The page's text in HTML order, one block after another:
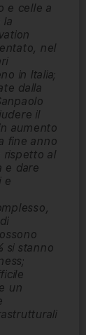
e celle a
la
nel
in Italia;
dalla
il
aumento
fine anno
rispetto al
e dare
e
si stanno
un